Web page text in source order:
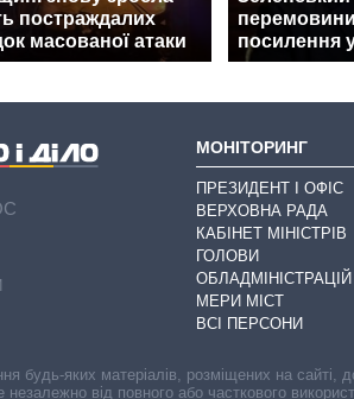
постраждалих
масованої атаки
посилення
МОНІТОРИНГ
ПРЕЗИДЕНТ І ОФІС
ВЕРХОВНА РАДА
КАБІНЕТ МІНІСТРІВ
ГОЛОВИ
ОБЛАДМІНІСТРАЦІЙ
МЕРИ МІСТ
ВСІ ПЕРСОНИ
будь-яких матеріалів, розміщених на
незалежно від повного або часткового